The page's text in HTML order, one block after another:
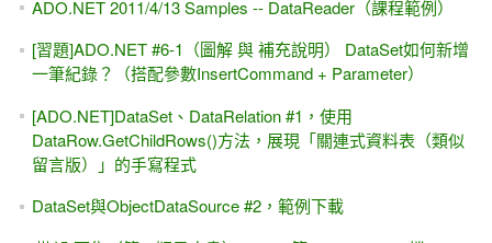
[MSDN][轉貼] GridView "批次"執行更新與刪除、執行 "大
[YouTube影片] 如果程式「會動」就好，學那麼多屬性與方法
[IT邦幫忙]鐵人賽#9~#13-- 絕境求生、從遺跡中學習寫程式
(沒寫過程式的人，第一份Coding工作如何上手？)
[好書推薦]ASP.NET 3.5入門經典（簡體中文） / Beginning
ASP.NET 3.5 In C# and VB